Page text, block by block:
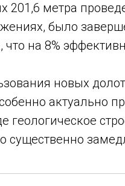
201,6 метра
было
что на 8%
новых
актуально
геологическое
существенно